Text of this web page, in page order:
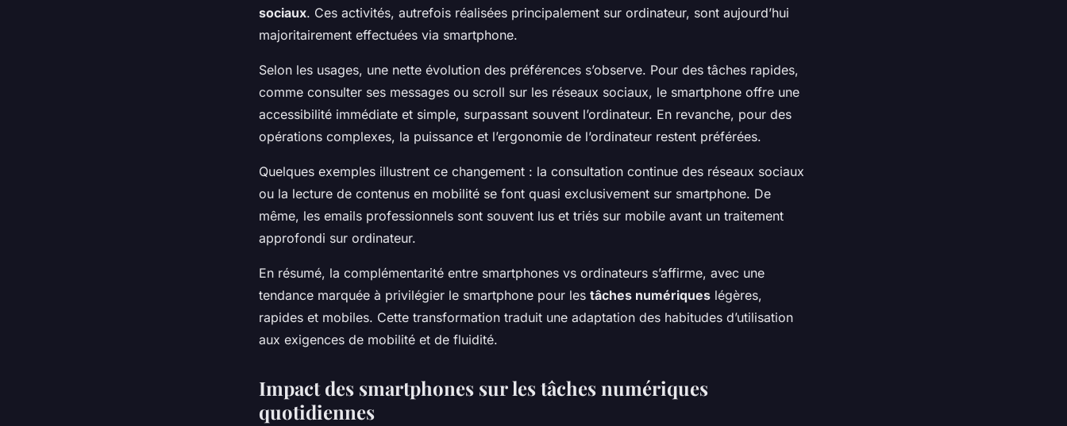
sociaux. Ces activités, autrefois réalisées principalement sur ordinateur, sont aujourd’hui
majoritairement effectuées via smartphone.
Selon les usages, une nette évolution des préférences s’observe. Pour des tâches rapides,
comme consulter ses messages ou scroll sur les réseaux sociaux, le smartphone offre une
accessibilité immédiate et simple, surpassant souvent l’ordinateur. En revanche, pour des
opérations complexes, la puissance et l’ergonomie de l’ordinateur restent préférées.
Quelques exemples illustrent ce changement : la consultation continue des réseaux sociaux
ou la lecture de contenus en mobilité se font quasi exclusivement sur smartphone. De
même, les emails professionnels sont souvent lus et triés sur mobile avant un traitement
approfondi sur ordinateur.
En résumé, la complémentarité entre smartphones vs ordinateurs s’affirme, avec une
tendance marquée à privilégier le smartphone pour les tâches numériques légères,
rapides et mobiles. Cette transformation traduit une adaptation des habitudes d’utilisation
aux exigences de mobilité et de fluidité.
Impact des smartphones sur les tâches numériques
quotidiennes